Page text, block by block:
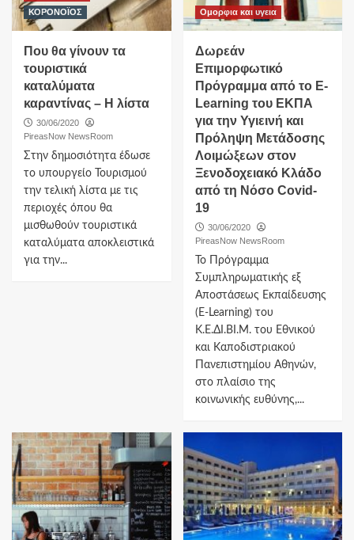
ΚΟΡΟΝΟΪΟΣ
Που θα γίνουν τα
τουριστικά
καταλύματα
καραντίνας – Η λίστα
30/06/2020
PireasNow NewsRoom
Στην δημοσιότητα έδωσε
το υπουργείο Τουρισμού
την τελική λίστα με τις
περιοχές όπου θα
μισθωθούν τουριστικά
καταλύματα αποκλειστικά
για την...
Ομορφια και υγεια
Δωρεάν
Επιμορφωτικό
Πρόγραμμα από το E-
Learning του ΕΚΠΑ
για την Υγιεινή και
Πρόληψη Μετάδοσης
Λοιμώξεων στον
Ξενοδοχειακό Κλάδο
από τη Νόσο Covid-
19
30/06/2020
PireasNow NewsRoom
Το Πρόγραμμα
Συμπληρωματικής εξ
Αποστάσεως Εκπαίδευσης
(E-Learning) του
Κ.Ε.ΔΙ.ΒΙ.Μ. του Εθνικού
και Καποδιστριακού
Πανεπιστημίου Αθηνών,
στο πλαίσιο της
κοινωνικής ευθύνης,...